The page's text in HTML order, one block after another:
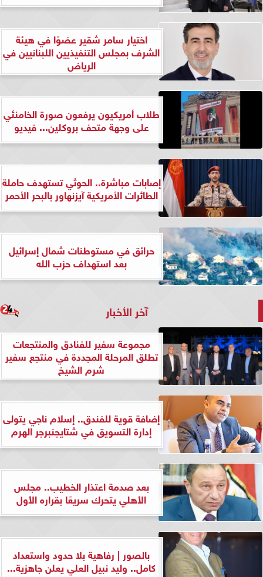
اختيار سامر شقير عضوًا في هيئة
الشرف بمجلس التنفيذيين اللبنانيين في
الرياض
طلاب أمريكيون يرفعون صورة الخامنئي
على وجهة متحف بروكلين... فيديو
إصابات مباشرة.. الحوثي تستهدف حاملة
الطائرات الأمريكية آيزنهاور بالبحر الأحمر
حرائق في مستوطنات شمال إسرائيل
بعد استهداف حزب الله
آخر الأخبار
مجموعة سفير للفنادق والمنتجعات
تطلق المرحلة المجددة في منتجع سفير
شرم الشيخ
إضافة قوية للفندق.. إسلام ناجي يتولى
إدارة التسويق في شتايجنبرجر الهرم
بعد صدمة اعتذار الخطيب.. مجلس
الأهلي يتحرك سريعًا بقراره الأول
بالصور | رفاهية بلا حدود واستعداد
كامل.. وليد نبيل العلي يعلن جاهزية...